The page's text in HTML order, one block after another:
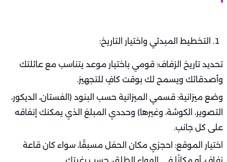
التخطيط المبدئي واختيار التاريخ:
تحديد تاريخ الزفاف: قومي باختيار موعد يتناسب مع عائلتك
وأصدقائك ويسمح لك بوقت كافٍ للتجهيز.
وضع ميزانية: قسمي الميزانية حسب البنود (الفستان، الديكور،
التصوير، الكوشة، وغيرها) وحددي المبلغ الذي يمكنك إنفاقه
على كل جانب.
اختيار الموقع: احجزي مكان الحفل مسبقًا، سواء كان قاعة